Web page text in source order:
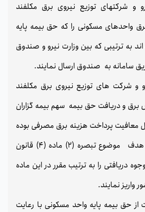
نیرو و شرکتهای توزیع نیروی برق مکلفند
واحدهای مسکونی را که حق بیمه پایه
به ترتیبی که بین وزارت نیرو و صندوق
سامانه به صندوق ارسال نمایند.
نیرو و شرکت های توزیع نیروی برق مکلفند
و دریافت حق بیمه سهم بیمه گزاران
پرداخت هزینه برق مصرفی بوده
ولی جزء گروه های هدف موضوع تبصره (2) ماده (4) قانون
دریافتی را به ترتیب مقرر در این ماده
واریز نمایند.
حق بیمه پایه واحد مسکونی با رعایت